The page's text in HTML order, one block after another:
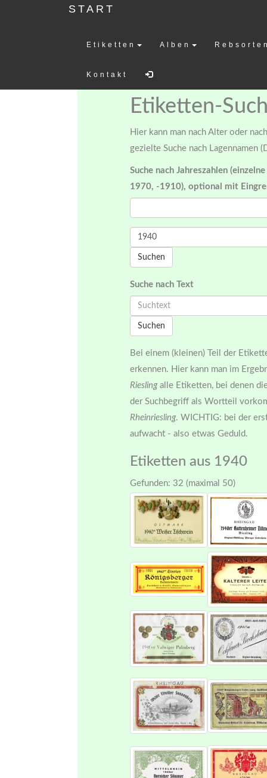
START
Etiketten Alben
Kontakt
Etiketten-
Hier kann man nach Alter oder
gezielte Suche nach Lagennamen
Suche nach Jahreszahlen
1970, -1910), optional mit
Suchen
Suche nach Text
Suchen
Bei einem (kleinen) Teil der
erkennen. Hier kann man im
Rieslingalle Etiketten, bei denen
der Suchbegriff als Wortteil
Rheinriesling. WICHTIG: bei der
aufwacht - also etwas Geduld.
Etiketten aus 1940
Gefunden: 32 (maximal 50)